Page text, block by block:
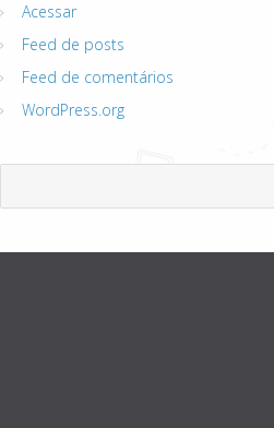
Acessar
Feed de posts
Feed de comentários
WordPress.org